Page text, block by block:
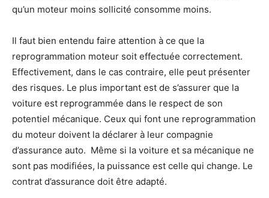
qu’un moteur moins sollicité consomme moins.
Il faut bien entendu faire attention à ce que la
reprogrammation moteur soit effectuée correctement.
Effectivement, dans le cas contraire, elle peut présenter
des risques. Le plus important est de s’assurer que la
voiture est reprogrammée dans le respect de son
potentiel mécanique. Ceux qui font une reprogrammation
du moteur doivent la déclarer à leur compagnie
d’assurance auto. Même si la voiture et sa mécanique ne
sont pas modifiées, la puissance est celle qui change. Le
contrat d’assurance doit être adapté.